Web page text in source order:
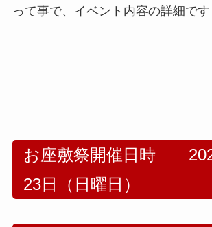
って事で、イベント内容の詳細です
お座敷祭開催日時
23日（日曜日）